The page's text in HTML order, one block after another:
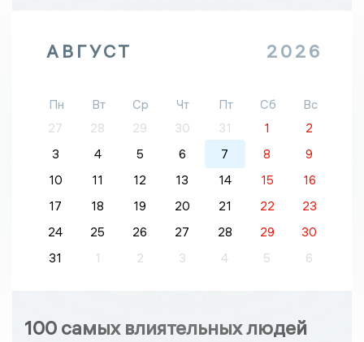
АВГУСТ 2026
Пн Вт Ср Чт Пт Сб
Вс
27
28 29 30 31 1
2
3
4 5 6 7 8
9
10
11 12 13 14 15
16
17
18 19 20 21 22
23
24
25 26 27 28 29
30
31
1 2 3 4 5 6
100 самых влиятельных людей